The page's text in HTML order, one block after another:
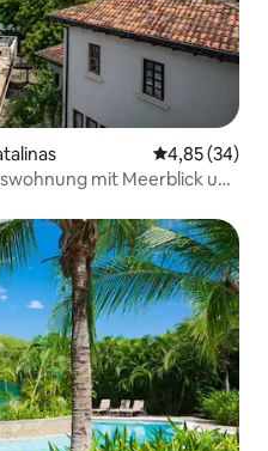
4,85 (34)
mit Meerblick und